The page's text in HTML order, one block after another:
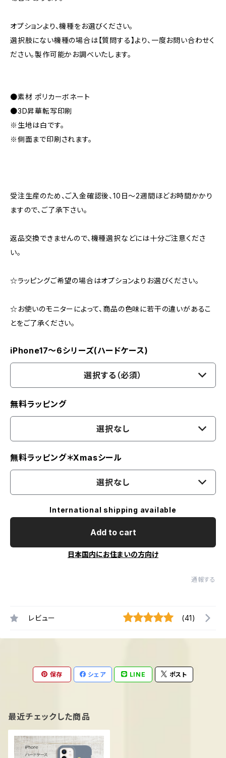
オプションより、機種をお選びください。
選択肢にない機種の場合は【質問する】より、一度お問い合わせく
ださい。製作可能かお調べいたします。
●素材 ポリカーボネート
●3D昇華転写印刷
※生地は白です。
※側面まで印刷されます。
受注生産のため、ご入金確認後、10日〜2週間ほどお時間かかり
ますので、ご了承下さい。
返品交換できませんので、機種選択などには十分ご注意くださ
い。
☆ラッピングご希望の場合はオプションよりお選びください。
☆お使いのモニターによって、商品の色味に若干の違いがあるこ
とをご了承ください。
iPhone17〜6シリーズ(ハードケース)
選択する（必須）
無料ラッピング
選択なし
無料ラッピング＊Xmasシール
選択なし
International shipping available
Add to cart
日本国内にお住まいの方向け
通報する
レビュー (41)
保存 シェア LINE ポスト
最近チェックした商品